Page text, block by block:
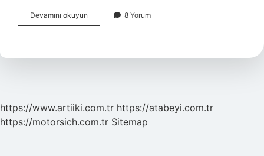
Devamını okuyun Almanyadan
Iş
Ne
8 Yorum
https://www.artiiki.com.tr https://atabeyi.com.tr
https://motorsich.com.tr Sitemap